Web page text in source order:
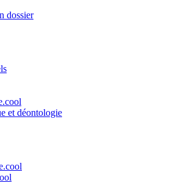
dossier
et déontologie